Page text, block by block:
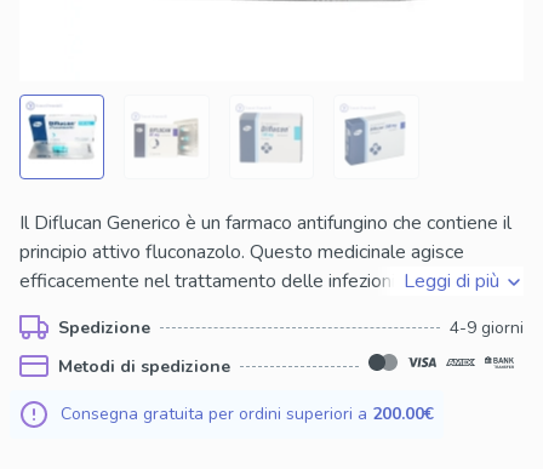
Il Diflucan Generico è un farmaco antifungino che contiene il
principio attivo fluconazolo. Questo medicinale agisce
efficacemente nel trattamento delle infezioni fungine,
combattendo una vasta gamma di patologie causate da
funghi, come le infezioni vaginali da Candida. La risposta del
farmaco si manifesta con una rapida riduzione dei sintomi,
alleviando prurito e irritazione, e contribuendo al ripristino
della salute dell'area interessata.
Leggi di più
Spedizione
4-9 giorni
Metodi di spedizione
Consegna gratuita per ordini superiori a 200.00€